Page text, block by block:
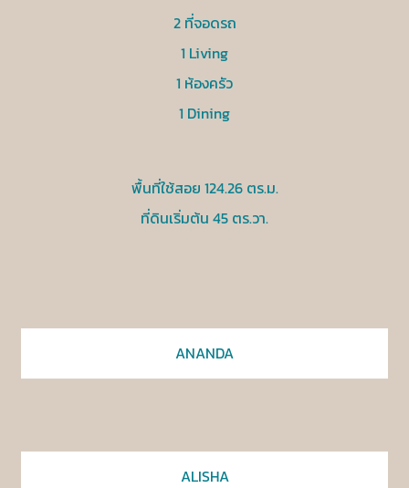
ANANDA
ALISHA
2 ที่จอดรถ
1 Living
1 ห้องครัว
1 Dining
พื้นที่ใช้สอย 124.26 ตร.ม.
ที่ดินเริ่มต้น 45 ตร.วา.